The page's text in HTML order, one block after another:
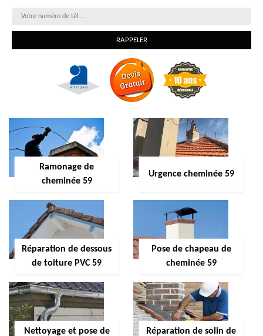
Ramonage de
cheminée 59
Urgence cheminée 59
Réparation de dessous
de toiture PVC 59
Pose de chapeau de
cheminée 59
Nettoyage et pose de
Réparation de solin de